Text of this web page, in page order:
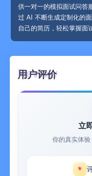
供一对一的模拟面试问答
过 AI 不断生成定制化的
自己的简历，轻松掌握面
用户评价
立
你的真实体